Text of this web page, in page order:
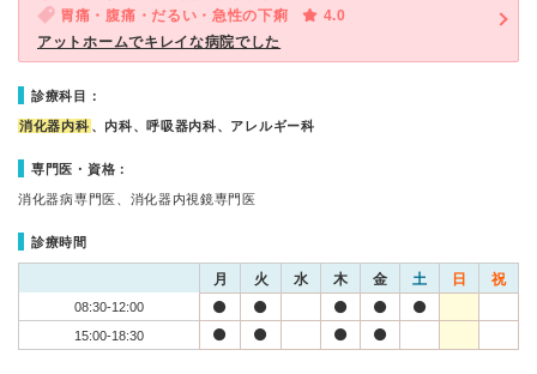
胃痛・腹痛・だるい・急性の下痢
4.0
アットホームでキレイな病院でした
診療科目：
消化器内科 、内科、呼吸器内科、アレルギー科
専門医・資格：
消化器病専門医、消化器内視鏡専門医
診療時間
月 火 水 木 金 土 日 祝
08:30-12:00
15:00-18:30